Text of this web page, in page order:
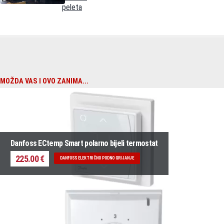
peleta
MOŽDA VAS I OVO ZANIMA...
Danfoss ECtemp Smart polarno bijeli termostat
225.00 € DANFOSS ELEKTRIČNO PODNO GRIJANJE